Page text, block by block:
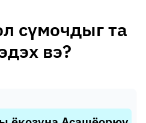
сүмочдыг та
вэ?